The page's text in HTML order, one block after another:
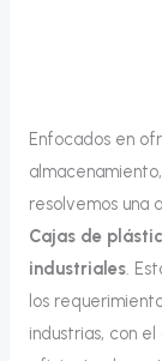
Enfocados en
resolvemos una
Cajas de
industriales.
los
industrias, con